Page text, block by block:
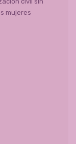
mujeres